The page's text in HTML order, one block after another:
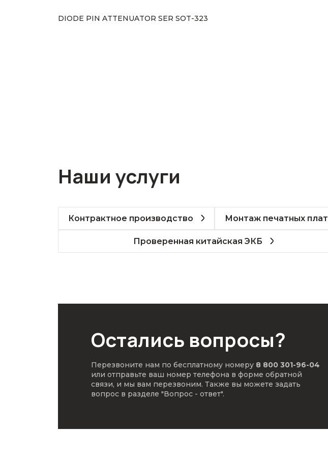
DIODE PIN ATTENUATOR SER SOT-323
Наши услуги
Контрактное производство Монтаж печатных плат
Проверенная китайская ЭКБ
Остались вопросы?
Перезвоните нам по бесплатному номеру 8 800 301-96-04
или отправьте ваш номер телефона в форме обратной
связи, и мы вам перезвоним. Также вы можете задать
вопрос в разделе "Вопрос - ответ".